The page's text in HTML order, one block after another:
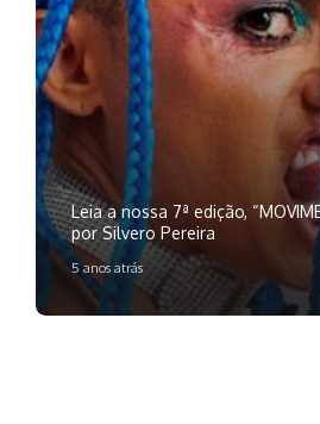
Leia a nossa 7ª edição,
por Silvero Pereira
5 anos atrás